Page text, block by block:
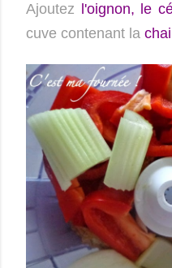
Ajoutez l'oignon, le
cuve contenant la